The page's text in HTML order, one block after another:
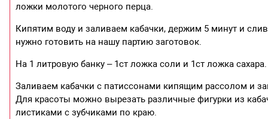
ложки молотого черного перца.
Кипятим воду и заливаем кабачки, держим 5 минут и
нужно готовить на нашу партию заготовок.
На 1 литровую банку – 1ст ложка соли и 1ст ложка
Заливаем кабачки с патиссонами кипящим рассолом и
Для красоты можно вырезать различные фигурки из
листиками с зубчиками по краю.